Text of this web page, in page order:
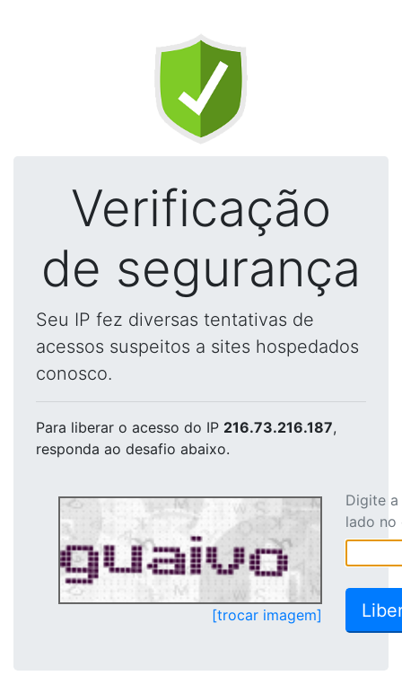
Verificação
de segurança
Seu IP fez diversas tentativas de
acessos suspeitos a sites hospedados
conosco.
Para liberar o acesso do IP 216.73.216.187,
responda ao desafio abaixo.
[trocar imagem]
Digite
lado no